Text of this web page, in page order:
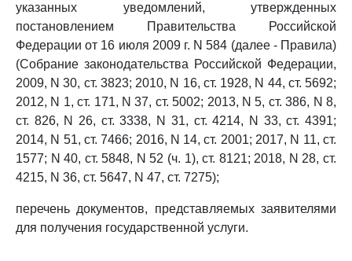
указанных уведомлений, утвержденных
постановлением Правительства Российской
Федерации от 16 июля 2009 г. N 584 (далее - Правила)
(Собрание законодательства Российской Федерации,
2009, N 30, ст. 3823; 2010, N 16, ст. 1928, N 44, ст. 5692;
2012, N 1, ст. 171, N 37, ст. 5002; 2013, N 5, ст. 386, N 8,
ст. 826, N 26, ст. 3338, N 31, ст. 4214, N 33, ст. 4391;
2014, N 51, ст. 7466; 2016, N 14, ст. 2001; 2017, N 11, ст.
1577; N 40, ст. 5848, N 52 (ч. 1), ст. 8121; 2018, N 28, ст.
4215, N 36, ст. 5647, N 47, ст. 7275);
перечень документов, представляемых заявителями
для получения государственной услуги.